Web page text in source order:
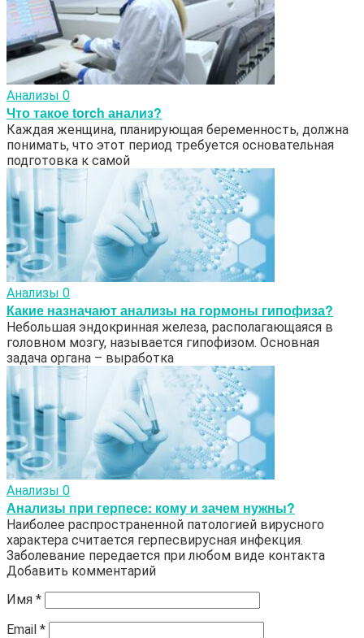
Анализы 0
Что такое torch анализ?
Каждая женщина, планирующая беременность, должна
понимать, что этот период требуется основательная
подготовка к самой
Анализы 0
Какие назначают анализы на гормоны гипофиза?
Небольшая эндокринная железа, располагающаяся в
головном мозгу, называется гипофизом. Основная
задача органа – выработка
Анализы 0
Анализы при герпесе: кому и зачем нужны?
Наиболее распространенной патологией вирусного
характера считается герпесвирусная инфекция.
Заболевание передается при любом виде контакта
Добавить комментарий
Имя *
Email *